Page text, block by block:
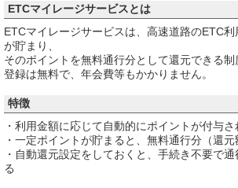
ETCマイレージサービスとは
ETCマイレージサービスは、高速道路のETC利
が貯まり、
そのポイントを無料通行分として還元できる制
登録は無料で、年会費等もかかりません。
特徴
・利用金額に応じて自動的にポイントが付与さ
・一定ポイントが貯まると、無料通行分（還
・自動還元設定をしておくと、手続き不要で
る